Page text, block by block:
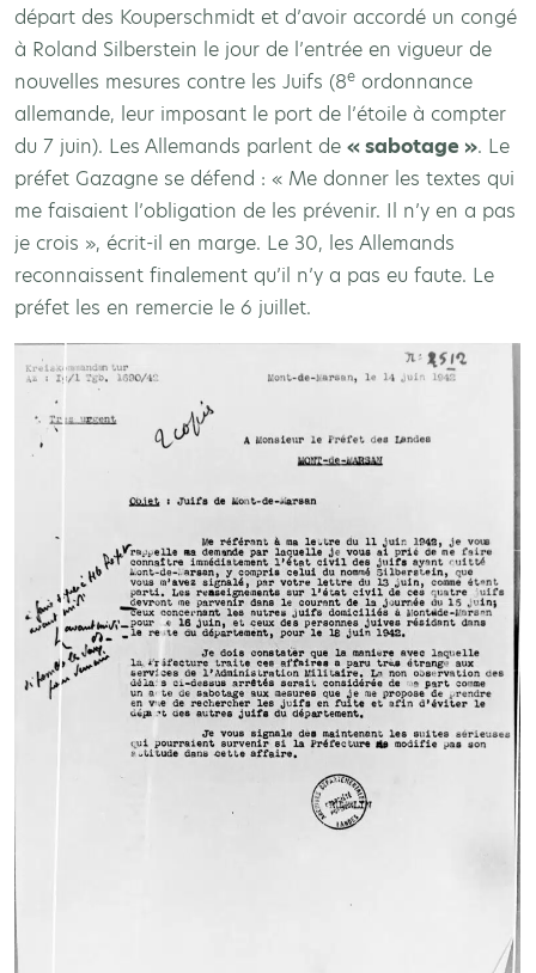
départ des Kouperschmidt et d’avoir accordé un congé
à Roland Silberstein le jour de l’entrée en vigueur de
nouvelles mesures contre les Juifs (8e ordonnance
allemande, leur imposant le port de l’étoile à compter
du 7 juin). Les Allemands parlent de « sabotage ». Le
préfet Gazagne se défend : « Me donner les textes qui
me faisaient l’obligation de les prévenir. Il n’y en a pas
je crois », écrit-il en marge. Le 30, les Allemands
reconnaissent finalement qu’il n’y a pas eu faute. Le
préfet les en remercie le 6 juillet.